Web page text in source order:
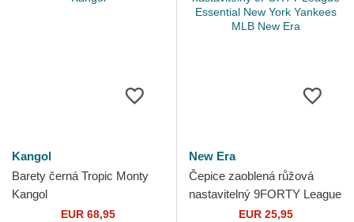
Kangol
Barety černá Tropic Monty
Kangol
EUR 68,95
New Era
Čepice zaoblená růžová
nastavitelný 9FORTY League
Essential New York Yankees
EUR 25,95